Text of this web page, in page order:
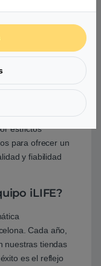
estrictos
para ofrecer un
y fiabilidad
iLIFE?
Cada año,
nuestras tiendas
es el reflejo